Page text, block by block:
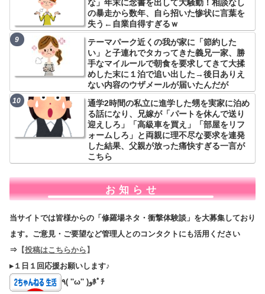
な」年末に念書を出して大騒動！相談なし
の暴走から数年、自ら招いた惨状に言葉を
失う←自業自得すぎるｗ
テーマパーク近くの我が家に「節約した
い」と子連れでタカってきた義兄一家、勝
手なマイルールで朝食を要求してきて大揉
めした末に１泊で追い出した→後日ありえ
ない内容のウザメールが届いたんだが
通学2時間の私立に進学した甥を実家に泊め
る話になり、兄嫁が「パートを休んで送り
迎えしろ」「高級車を買え」「部屋をリフ
ォームしろ」と両親に理不尽な要求を連発
した結果、父親が放った痛快すぎる一言が
こちら
お知らせ
当サイトでは皆様からの「修羅場ネタ・衝撃体験談」を大募集しており
ます。ご意見・ご要望など管理人とのコンタクトにも活用ください
⇒ 【投稿はこちらから 】
▸１日１回応援お願いします♪
٩( ''ω'' )وﾎﾟﾁ